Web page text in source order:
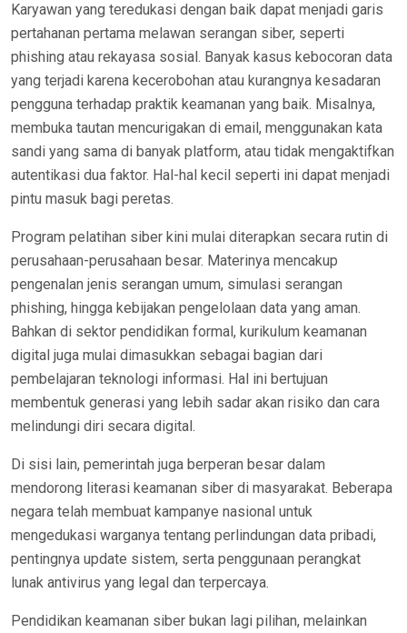
Karyawan yang teredukasi dengan baik dapat menjadi garis
pertahanan pertama melawan serangan siber, seperti
phishing atau rekayasa sosial. Banyak kasus kebocoran data
yang terjadi karena kecerobohan atau kurangnya kesadaran
pengguna terhadap praktik keamanan yang baik. Misalnya,
membuka tautan mencurigakan di email, menggunakan kata
sandi yang sama di banyak platform, atau tidak mengaktifkan
autentikasi dua faktor. Hal-hal kecil seperti ini dapat menjadi
pintu masuk bagi peretas.
Program pelatihan siber kini mulai diterapkan secara rutin di
perusahaan-perusahaan besar. Materinya mencakup
pengenalan jenis serangan umum, simulasi serangan
phishing, hingga kebijakan pengelolaan data yang aman.
Bahkan di sektor pendidikan formal, kurikulum keamanan
digital juga mulai dimasukkan sebagai bagian dari
pembelajaran teknologi informasi. Hal ini bertujuan
membentuk generasi yang lebih sadar akan risiko dan cara
melindungi diri secara digital.
Di sisi lain, pemerintah juga berperan besar dalam
mendorong literasi keamanan siber di masyarakat. Beberapa
negara telah membuat kampanye nasional untuk
mengedukasi warganya tentang perlindungan data pribadi,
pentingnya update sistem, serta penggunaan perangkat
lunak antivirus yang legal dan terpercaya.
Pendidikan keamanan siber bukan lagi pilihan, melainkan